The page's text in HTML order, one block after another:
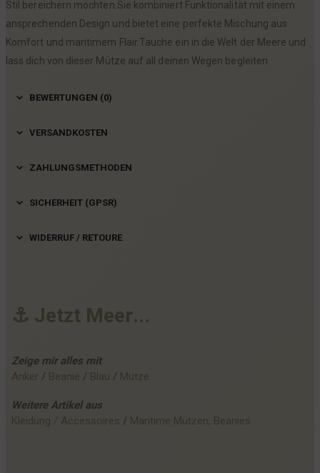
Stil bereichern möchten.Sie kombiniert Funktionalität mit einem
ansprechenden Design und bietet eine perfekte Mischung aus
Komfort und maritimem Flair.Tauche ein in die Welt der Meere und
lass dich von dieser Mütze auf all deinen Wegen begleiten.
BEWERTUNGEN (0)
VERSANDKOSTEN
ZAHLUNGSMETHODEN
SICHERHEIT (GPSR)
WIDERRUF / RETOURE
⚓ Jetzt Meer...
Zeige mir alles mit
Anker / Beanie / Blau / Mütze
Weitere Artikel aus
Kleidung / Accessoires / Maritime Mützen, Beanies